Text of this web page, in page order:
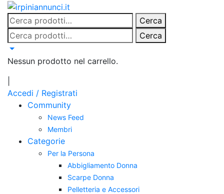
Salta
contenuto
Cerca:
Cerca
Cerca:
Cerca
Nessun prodotto nel carrello.
Accedi / Registrati
Community
News Feed
Membri
Categorie
Per la Persona
Abbigliamento Donna
Scarpe Donna
Pelletteria e Accessori